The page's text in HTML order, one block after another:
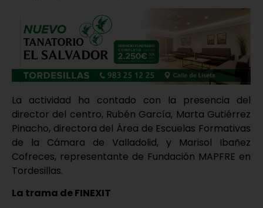
La actividad ha contado con la presencia del
director del centro, Rubén García, Marta Gutiérrez
Pinacho, directora del Área de Escuelas Formativas
de la Cámara de Valladolid, y Marisol Ibañez
Cofreces, representante de Fundación MAPFRE en
Tordesillas.
La trama de FINEXIT